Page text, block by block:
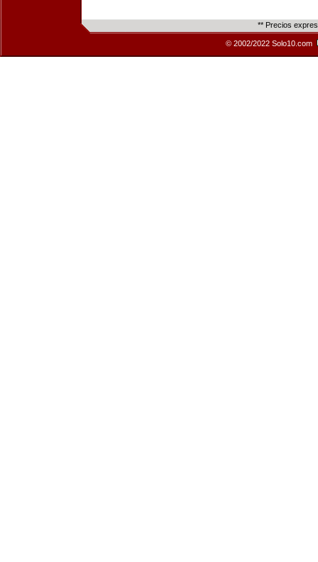
** Precios
© 2002/2022 Solo10.com